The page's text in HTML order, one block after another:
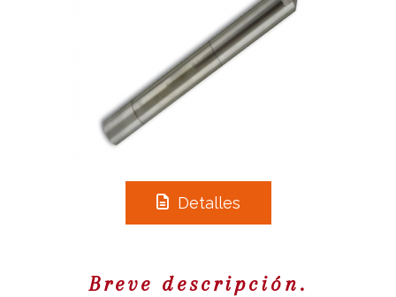
Detalles
Breve descripción.